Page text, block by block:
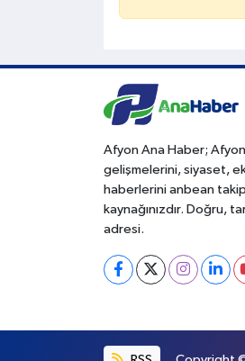
Afyon Ana Haber;
gelişmelerini, siyaset,
haberlerini anbean
kaynağınızdır. Doğru,
adresi.